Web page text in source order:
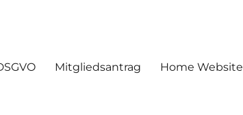
Mitgliedsantrag Home Website